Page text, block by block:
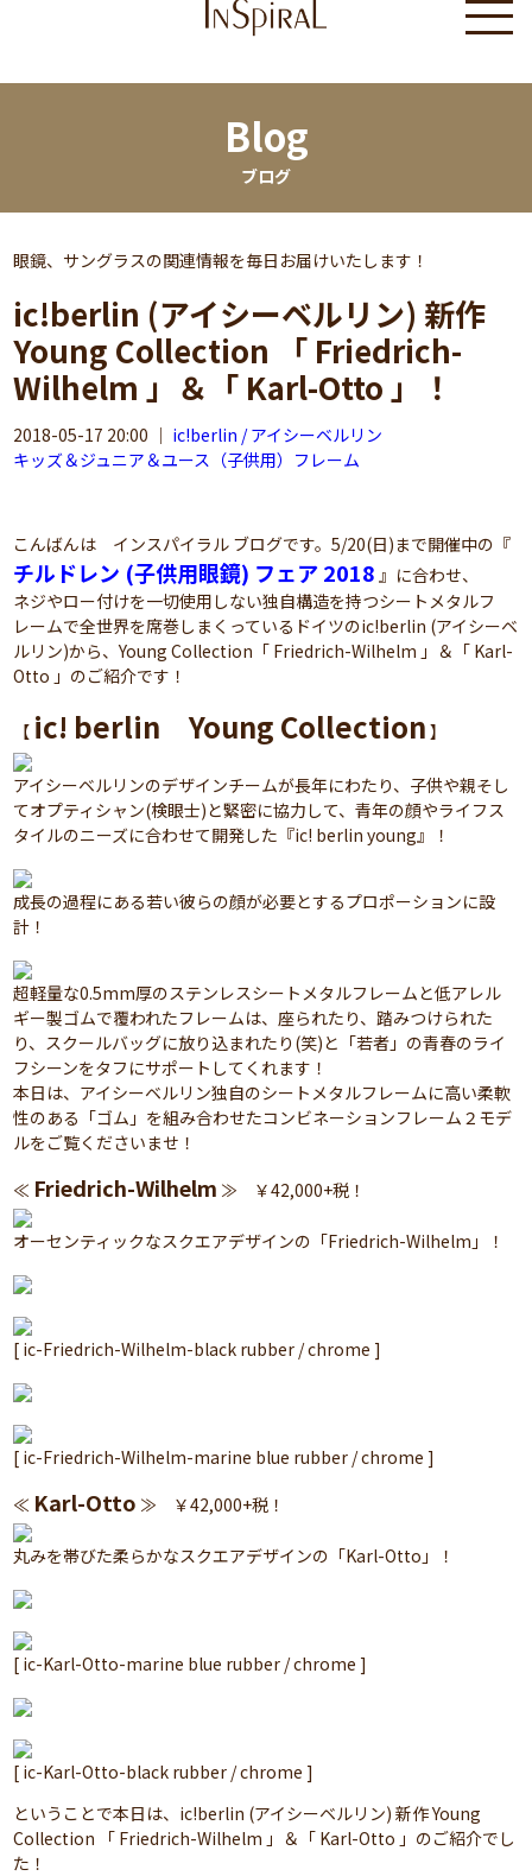
Blog
ブログ
眼鏡、サングラスの関連情報を毎日お届けいたします！
ic!berlin (アイシーベルリン) 新作
Young Collection 「 Friedrich-
Wilhelm 」＆「 Karl-Otto 」！
2018-05-17 20:00 ｜ ic!berlin / アイシーベルリン
キッズ＆ジュニア＆ユース（子供用）フレーム
こんばんは インスパイラル ブログです。5/20(日)まで開催中の『
チルドレン (子供用眼鏡) フェア 2018 』に合わせ、
ネジやロー付けを一切使用しない独自構造を持つシートメタルフ
レームで全世界を席巻しまくっているドイツのic!berlin (アイシーベ
ルリン)から、Young Collection「 Friedrich-Wilhelm 」＆「 Karl-
Otto 」のご紹介です！
【 ic! berlin Young Collection 】
アイシーベルリンのデザインチームが長年にわたり、子供や親そし
てオプティシャン(検眼士)と緊密に協力して、青年の顔やライフス
タイルのニーズに合わせて開発した『ic! berlin young』！
成長の過程にある若い彼らの顔が必要とするプロポーションに設
計！
超軽量な0.5mm厚のステンレスシートメタルフレームと低アレル
ギー製ゴムで覆われたフレームは、座られたり、踏みつけられた
り、スクールバッグに放り込まれたり(笑)と「若者」の青春のライ
フシーンをタフにサポートしてくれます！
本日は、アイシーベルリン独自のシートメタルフレームに高い柔軟
性のある「ゴム」を組み合わせたコンビネーションフレーム２モデ
ルをご覧くださいませ！
≪ Friedrich-Wilhelm ≫ ￥42,000+税！
オーセンティックなスクエアデザインの「Friedrich-Wilhelm」！
[ ic-Friedrich-Wilhelm-black rubber / chrome ]
[ ic-Friedrich-Wilhelm-marine blue rubber / chrome ]
≪ Karl-Otto ≫ ￥42,000+税！
丸みを帯びた柔らかなスクエアデザインの「Karl-Otto」！
[ ic-Karl-Otto-marine blue rubber / chrome ]
[ ic-Karl-Otto-black rubber / chrome ]
ということで本日は、ic!berlin (アイシーベルリン) 新作 Young
Collection 「 Friedrich-Wilhelm 」＆「 Karl-Otto 」のご紹介でし
た！